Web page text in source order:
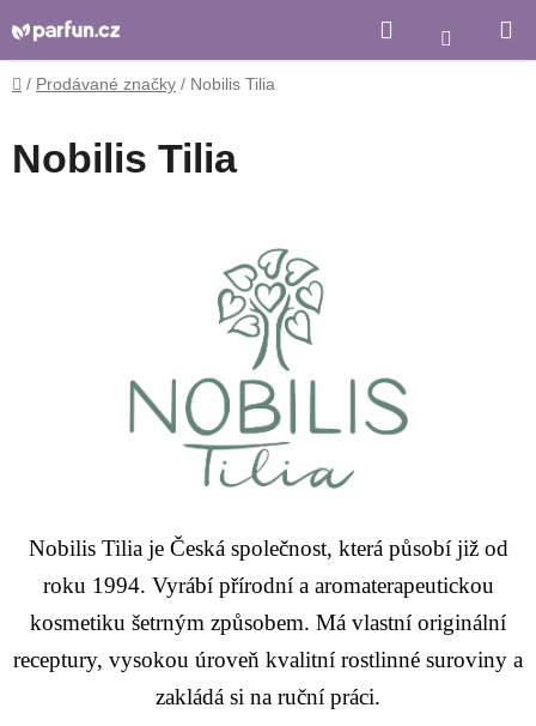
na
obsah
Nákupní
košík
Domů
/ Prodávané značky / Nobilis Tilia
Nobilis Tilia
Nobilis Tilia je Česká společnost, která působí již od
roku 1994. Vyrábí přírodní a aromaterapeutickou
kosmetiku šetrným způsobem. Má vlastní originální
receptury, vysokou úroveň kvalitní rostlinné suroviny a
zakládá si na ruční práci.